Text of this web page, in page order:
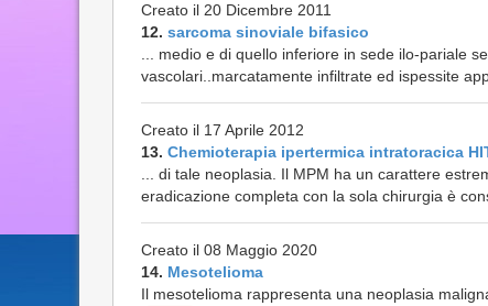
Creato il 20 Dicembre 2011
12. sarcoma sinoviale bifasico
... medio e di quello inferiore in sede ilo-pariale
vascolari..marcatamente infiltrate ed ispessite
Creato il 17 Aprile 2012
13. Chemioterapia ipertermica intratoracica
... di tale neoplasia. Il MPM ha un carattere
eradicazione completa con la sola chirurgia è
Creato il 08 Maggio 2020
14. Mesotelioma
Il mesotelioma rappresenta una neoplasia